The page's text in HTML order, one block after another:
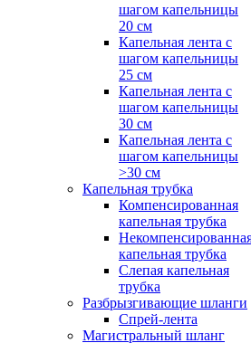
шагом капельницы
20 см
Капельная лента с
шагом капельницы
25 см
Капельная лента с
шагом капельницы
30 см
Капельная лента с
шагом капельницы
>30 см
Капельная трубка
Компенсированная
капельная трубка
капельная трубка
Слепая капельная
трубка
Разбрызгивающие шланги
Спрей-лента
Магистральный шланг